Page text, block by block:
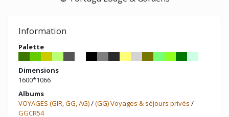
Information
Palette
Dimensions
1600*1066
Albums
VOYAGES (GIR, GG, AG)/(GG) Voyages & séjours privés /
GGCR54